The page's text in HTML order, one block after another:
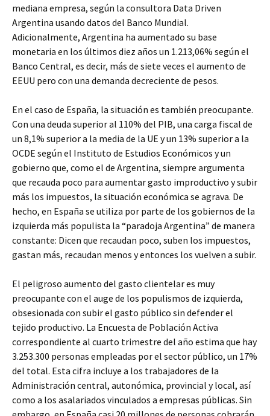
mediana empresa, según la consultora Data Driven
Argentina usando datos del Banco Mundial.
Adicionalmente, Argentina ha aumentado su base
monetaria en los últimos diez años un 1.213,06% según el
Banco Central, es decir, más de siete veces el aumento de
EEUU pero con una demanda decreciente de pesos.
En el caso de España, la situación es también preocupante.
Con una deuda superior al 110% del PIB, una carga fiscal de
un 8,1% superior a la media de la UE y un 13% superior a la
OCDE según el Instituto de Estudios Económicos y un
gobierno que, como el de Argentina, siempre argumenta
que recauda poco para aumentar gasto improductivo y subir
más los impuestos, la situación económica se agrava. De
hecho, en España se utiliza por parte de los gobiernos de la
izquierda más populista la “paradoja Argentina” de manera
constante: Dicen que recaudan poco, suben los impuestos,
gastan más, recaudan menos y entonces los vuelven a subir.
El peligroso aumento del gasto clientelar es muy
preocupante con el auge de los populismos de izquierda,
obsesionada con subir el gasto público sin defender el
tejido productivo. La Encuesta de Población Activa
correspondiente al cuarto trimestre del año estima que hay
3.253.300 personas empleadas por el sector público, un 17%
del total. Esta cifra incluye a los trabajadores de la
Administración central, autonómica, provincial y local, así
como a los asalariados vinculados a empresas públicas. Sin